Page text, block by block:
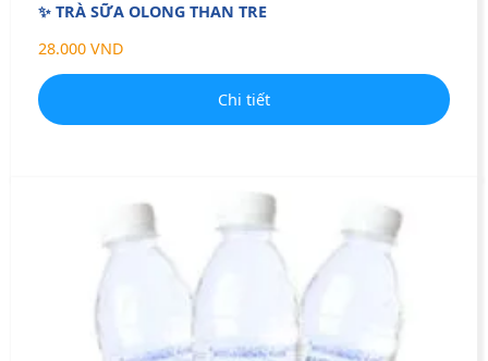
✨ TRÀ SỮA OLONG THAN TRE
28.000 VND
Chi tiết